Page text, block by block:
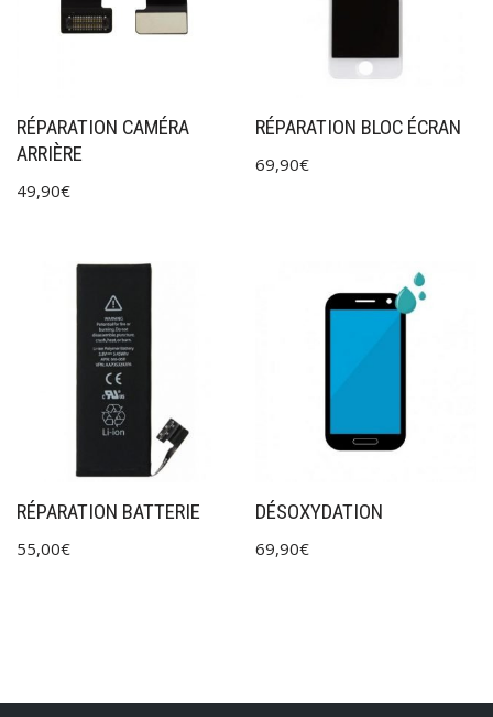
RÉPARATION CAMÉRA
ARRIÈRE
49,90€
RÉPARATION BLOC ÉCRAN
69,90€
RÉPARATION BATTERIE
55,00€
DÉSOXYDATION
69,90€